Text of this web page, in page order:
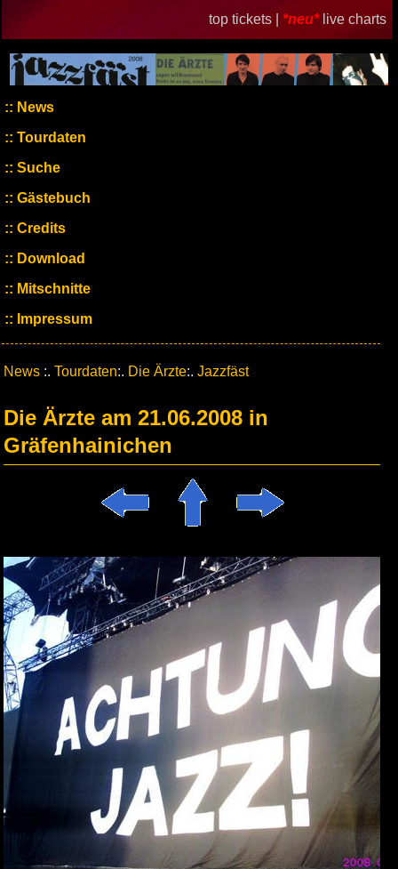
top tickets | *neu* live charts
News
Tourdaten
Suche
Gästebuch
Credits
Download
Mitschnitte
Impressum
News :. Tourdaten:. Die Ärzte:. Jazzfäst
Die Ärzte am 21.06.2008 in
Gräfenhainichen